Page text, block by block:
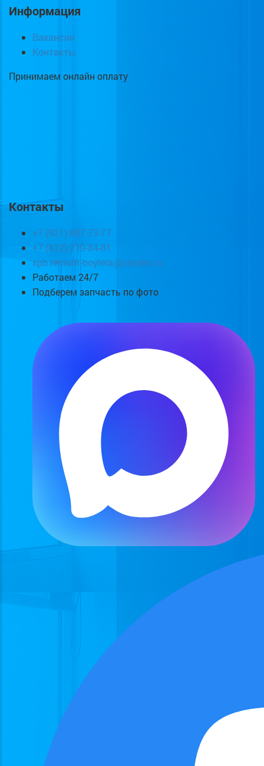
Информация
Вакансии
Контакты
Принимаем онлайн оплату
Контакты
+7 (921) 807-73-77
+7 (812) 219-84-81
spb.remont-boylera@yandex.ru
Работаем 24/7
Подберем запчасть по фото